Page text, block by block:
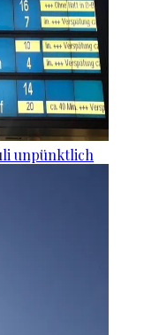
unpünktlich